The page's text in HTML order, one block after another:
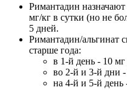
Римантадин
мг/кг в сутки (но не
5 дней.
Римантадин/альгинат
старше года:
в 1-й день - 10 мг
во 2-й и 3-й дни -
на 4-й и 5-й день